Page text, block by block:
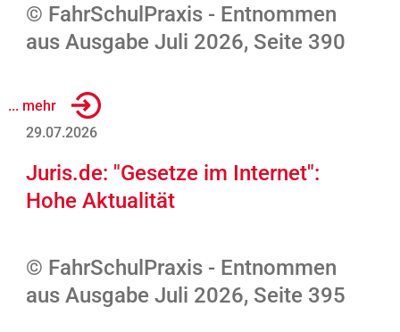
© FahrSchulPraxis - Entnommen
aus Ausgabe Juli 2026, Seite 390
... mehr
29.07.2026
Juris.de: "Gesetze im Internet":
Hohe Aktualität
© FahrSchulPraxis - Entnommen
aus Ausgabe Juli 2026, Seite 395